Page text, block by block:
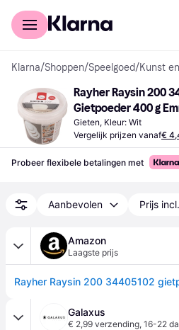
Voor shoppers
Klarna/Shoppen/Speelgoed/Kunst
Rayher Raysin 200
Gietpoeder 400 g
Gieten, Kleur: Wit
Vergelijk prijzen vanaf€
Probeer flexibele betalingen met
Aanbevolen Prijs
Amazon
Laagste prijs
Galaxus
€ 2,99 verzending, 16-22